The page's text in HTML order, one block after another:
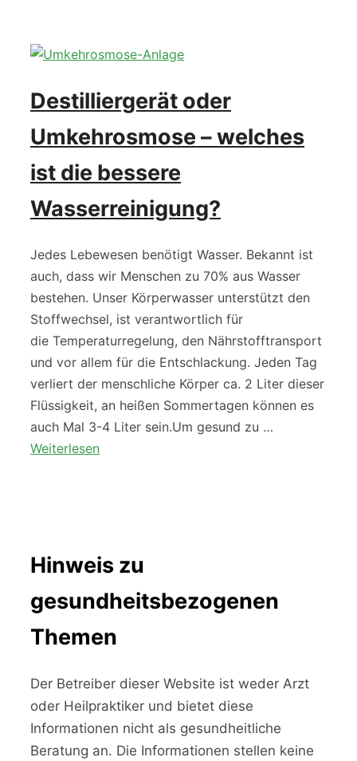
Destilliergerät oder
Umkehrosmose – welches
ist die bessere
Wasserreinigung?
Jedes Lebewesen benötigt Wasser. Bekannt ist
auch, dass wir Menschen zu 70% aus Wasser
bestehen. Unser Körperwasser unterstützt den
Stoffwechsel, ist verantwortlich für
die Temperaturregelung, den Nährstofftransport
und vor allem für die Entschlackung. Jeden Tag
verliert der menschliche Körper ca. 2 Liter dieser
Flüssigkeit, an heißen Sommertagen können es
auch Mal 3-4 Liter sein.Um gesund zu …
Weiterlesen
Hinweis zu
gesundheitsbezogenen
Themen
Der Betreiber dieser Website ist weder Arzt
oder Heilpraktiker und bietet diese
Informationen nicht als gesundheitliche
Beratung an. Die Informationen stellen keine